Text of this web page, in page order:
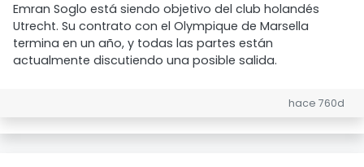
Emran Soglo está siendo objetivo del club holandés
Utrecht. Su contrato con el Olympique de Marsella
termina en un año, y todas las partes están
actualmente discutiendo una posible salida.
hace 760d